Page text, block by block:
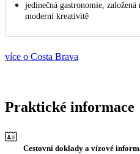
jedinečná gastronomie,
moderní kreativitě
více o Costa Brava
Praktické informace
Cestovní doklady a vízové